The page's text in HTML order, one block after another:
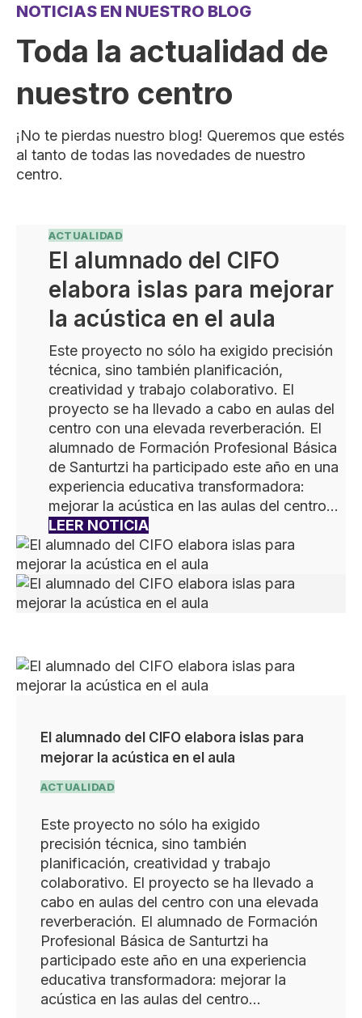
NOTICIAS EN NUESTRO BLOG
Toda la actualidad de
nuestro centro
¡No te pierdas nuestro blog! Queremos que estés
al tanto de todas las novedades de nuestro
centro.
ACTUALIDAD
El alumnado del CIFO
elabora islas para mejorar
la acústica en el aula
Este proyecto no sólo ha exigido precisión
técnica, sino también planificación,
creatividad y trabajo colaborativo. El
proyecto se ha llevado a cabo en aulas del
centro con una elevada reverberación. El
alumnado de Formación Profesional Básica
de Santurtzi ha participado este año en una
experiencia educativa transformadora:
mejorar la acústica en las aulas del centro…
LEER NOTICIA
El alumnado del CIFO elabora islas para
mejorar la acústica en el aula
ACTUALIDAD
Este proyecto no sólo ha exigido
precisión técnica, sino también
planificación, creatividad y trabajo
colaborativo. El proyecto se ha llevado a
cabo en aulas del centro con una elevada
reverberación. El alumnado de Formación
Profesional Básica de Santurtzi ha
participado este año en una experiencia
educativa transformadora: mejorar la
acústica en las aulas del centro…